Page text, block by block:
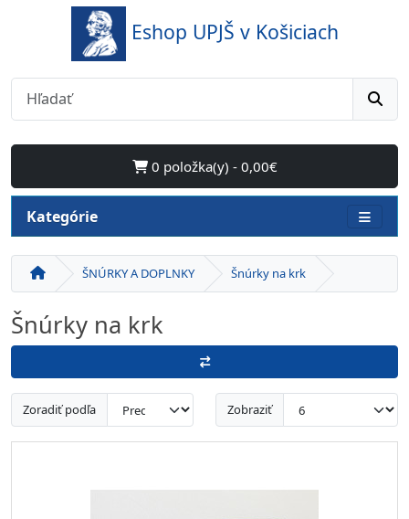
Eshop UPJŠ v Košiciach
0 položka(y) - 0,00€
Kategórie
ŠNÚRKY A DOPLNKY Šnúrky na krk
Šnúrky na krk
Zoradiť podľa Zobraziť